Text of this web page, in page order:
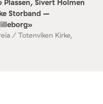
Plassen, Sivert Holmen
Storband –
/ Totenviken Kirke,